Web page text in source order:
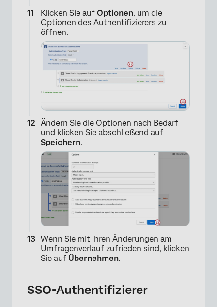
Klicken Sie auf Optionen, um die
Optionen des Authentifizierers zu
öffnen.
Ändern Sie die Optionen nach Bedarf
und klicken Sie abschließend auf
Speichern.
Wenn Sie mit Ihren Änderungen am
Umfragenverlauf zufrieden sind, klicken
Sie auf Übernehmen.
SSO-Authentifizierer